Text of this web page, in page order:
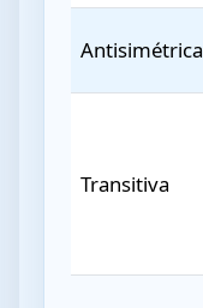
Antisimétrica
Transitiva